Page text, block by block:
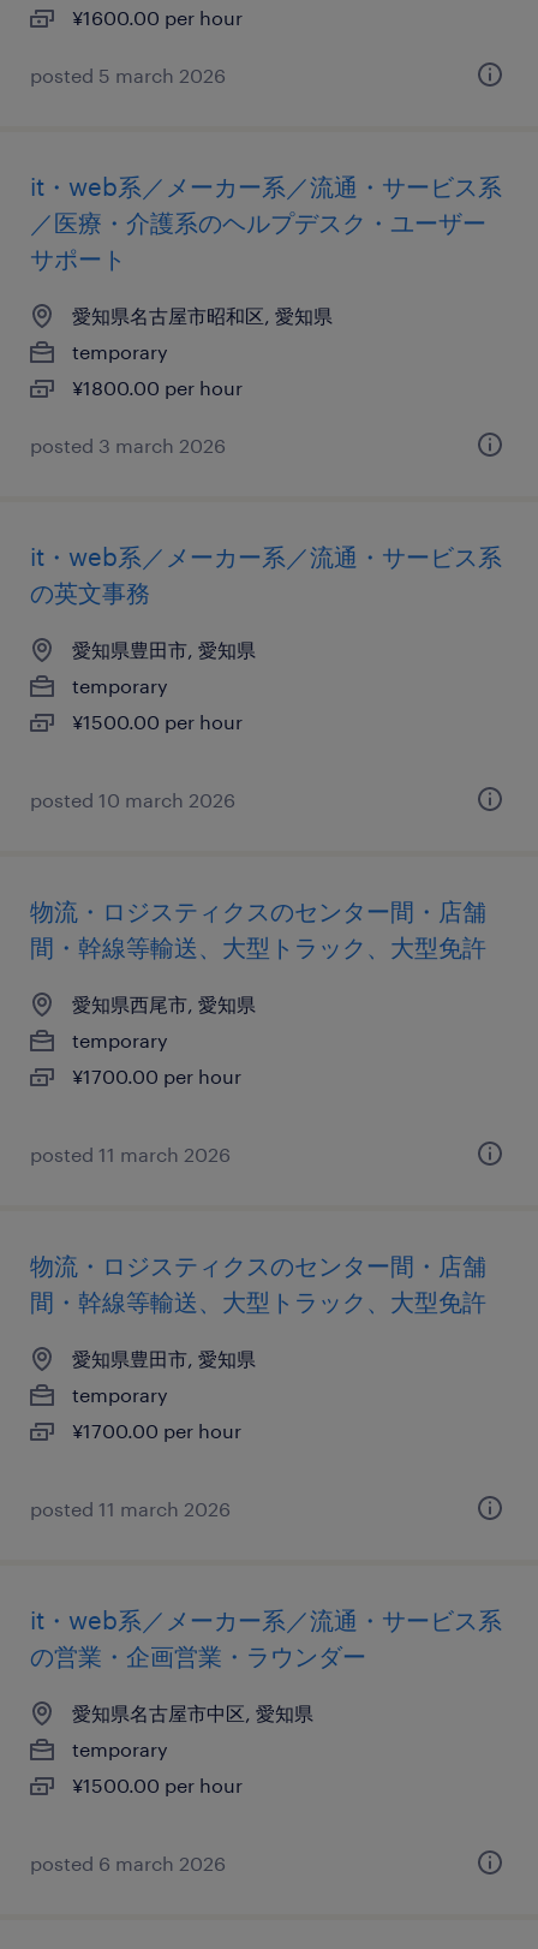
¥1600.00 per hour
posted 5 march 2026
it・web系／メーカー系／流通・サービス系
／医療・介護系のヘルプデスク・ユーザー
サポート
愛知県名古屋市昭和区, 愛知県
temporary
¥1800.00 per hour
posted 3 march 2026
it・web系／メーカー系／流通・サービス系
の英文事務
愛知県豊田市, 愛知県
temporary
¥1500.00 per hour
posted 10 march 2026
物流・ロジスティクスのセンター間・店舗
間・幹線等輸送、大型トラック、大型免許
愛知県西尾市, 愛知県
temporary
¥1700.00 per hour
posted 11 march 2026
物流・ロジスティクスのセンター間・店舗
間・幹線等輸送、大型トラック、大型免許
愛知県豊田市, 愛知県
temporary
¥1700.00 per hour
posted 11 march 2026
it・web系／メーカー系／流通・サービス系
の営業・企画営業・ラウンダー
愛知県名古屋市中区, 愛知県
temporary
¥1500.00 per hour
posted 6 march 2026